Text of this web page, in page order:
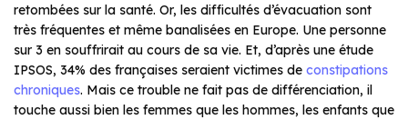
retombées sur la santé. Or, les difficultés d’évacuation sont
très fréquentes et même banalisées en Europe. Une personne
sur 3 en souffrirait au cours de sa vie. Et, d’après une étude
IPSOS, 34% des françaises seraient victimes de constipations
chroniques. Mais ce trouble ne fait pas de différenciation, il
touche aussi bien les femmes que les hommes, les enfants que